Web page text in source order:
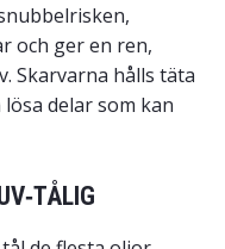
och ger en ren,
Skarvarna hålls täta
delar som kan